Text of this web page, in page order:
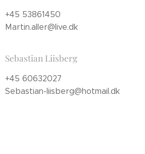
+45 53861450
Martin.aller@live.dk
Sebastian Liisberg
+45 60632027
Sebastian-liisberg@hotmail.dk